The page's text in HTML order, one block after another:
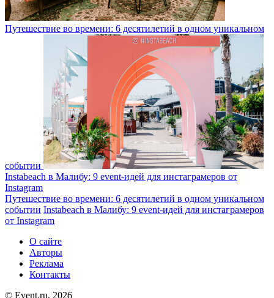
Путешествие во времени: 6 десятилетий в одном уникальном
событии
Instabeach в Малибу: 9 event-идей для инстаграмеров от
Instagram
Путешествие во времени: 6 десятилетий в одном уникальном
событии Instabeach в Малибу: 9 event-идей для инстаграмеров
от Instagram
О сайте
Авторы
Реклама
Контакты
© Event.ru, 2026